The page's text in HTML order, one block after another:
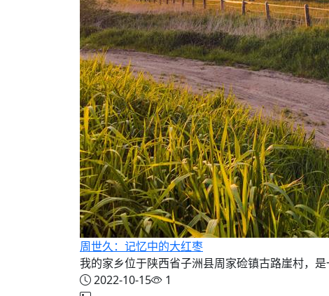
周世久：记忆中的大红枣
我的家乡位于陕西省子洲县周家硷镇古路崖村，
2022-10-15
1